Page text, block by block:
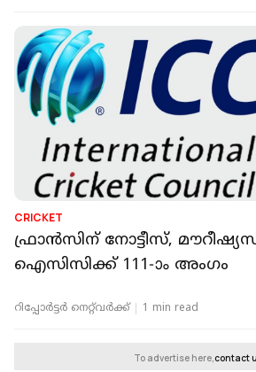
CRICKET
ഫ്രാന്‍സിന് നോട്ടീസ്,
ഐസിസിക്ക് 111-ാം അംഗം
റിപ്പോർട്ടർ നെറ്റ്‌വര്‍ക്ക്‌ 1 min read
To advertise here,contact